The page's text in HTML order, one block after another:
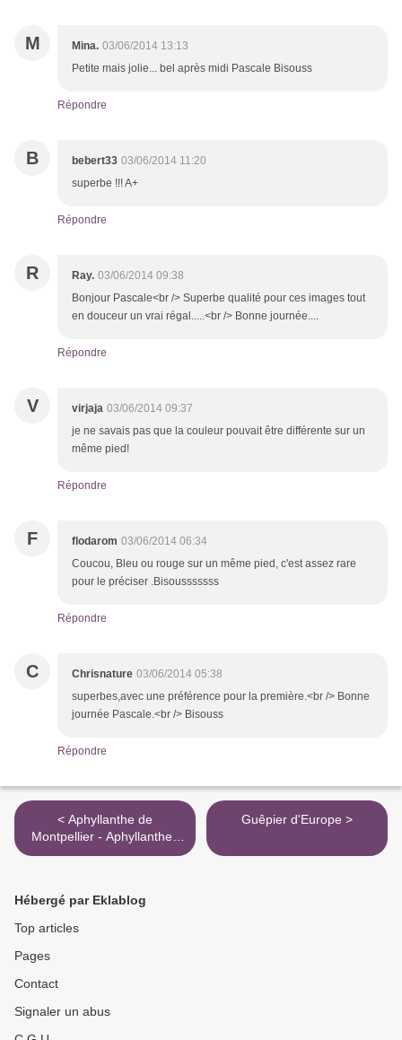
M Mina. 03/06/2014 13:13
Petite mais jolie... bel après midi Pascale Bisouss
Répondre
B bebert33 03/06/2014 11:20
superbe !!! A+
Répondre
R Ray. 03/06/2014 09:38
Bonjour Pascale<br /> Superbe qualité pour ces images tout
en douceur un vrai régal.....<br /> Bonne journée....
Répondre
V virjaja 03/06/2014 09:37
je ne savais pas que la couleur pouvait être différente sur un
même pied!
Répondre
F flodarom 03/06/2014 06:34
Coucou, Bleu ou rouge sur un même pied, c'est assez rare
pour le préciser .Bisousssssss
Répondre
C Chrisnature 03/06/2014 05:38
superbes,avec une préférence pour la première.<br /> Bonne
journée Pascale.<br /> Bisouss
Répondre
< Aphyllanthe de
Montpellier - Aphyllanthes
monspeliensis
Guêpier d'Europe >
Hébergé par Eklablog
Top articles
Pages
Contact
Signaler un abus